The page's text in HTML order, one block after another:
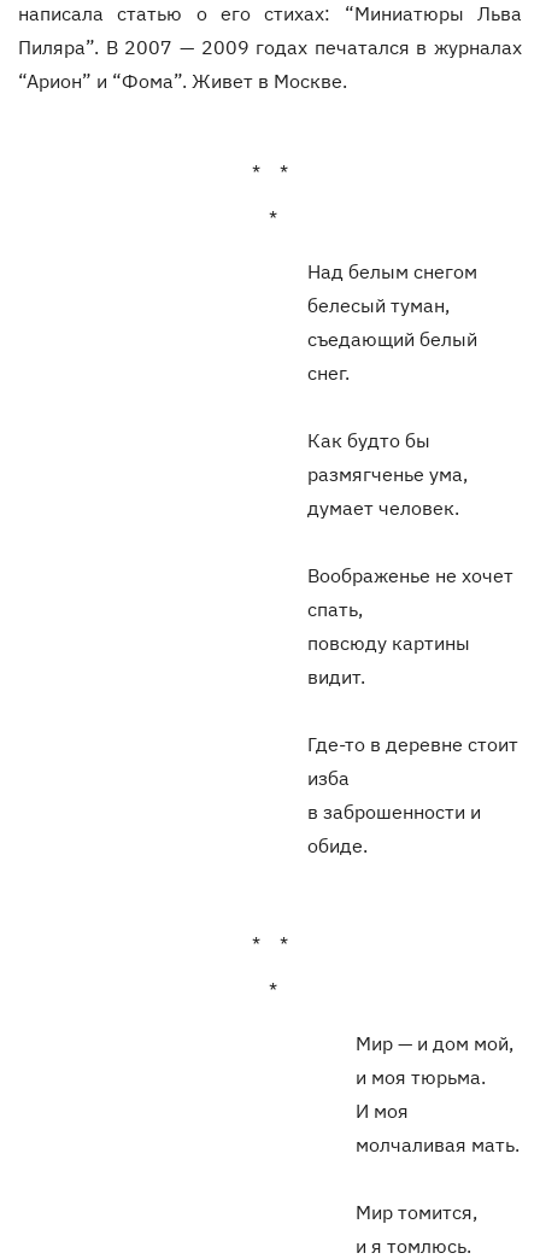
написала статью о его стихах: “Миниатюры Льва
Пиляра”. В 2007 — 2009 годах печатался в журналах
“Арион” и “Фома”. Живет в Москве.
* *
*
Над белым снегом
белесый туман,
съедающий белый
снег.
Как будто бы
размягченье ума,
думает человек.
Воображенье не хочет
спать,
повсюду картины
видит.
Где-то в деревне стоит
изба
в заброшенности и
обиде.
* *
*
Мир — и дом мой,
и моя тюрьма.
И моя
молчаливая мать.
Мир томится,
и я томлюсь.